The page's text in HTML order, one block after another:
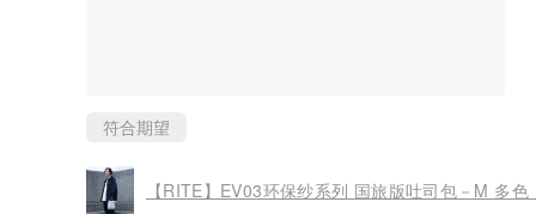
符合期望
【RITE】EV03环保纱系列 国旅版吐司包－M 多